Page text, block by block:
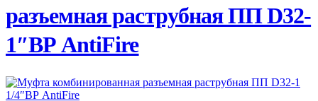
разъемная раструбная ПП D32-
1″ВР AntiFire